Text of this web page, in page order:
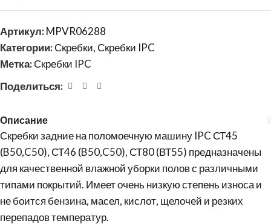
Артикул:MPVR06288
Категории:Скребки,Скребки IPC
Метка:Скребки IPC
Поделиться:
Описание
Скребки задние на поломоечную машину IPC СТ45
(B50,C50), СТ46 (B50,C50), СТ80 (ВТ55) предназначены
для качественной влажной уборки полов с различными
типами покрытий. Имеет очень низкую степень износа и
не боится бензина, масел, кислот, щелочей и резких
перепадов температур.